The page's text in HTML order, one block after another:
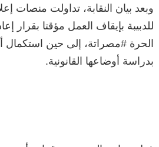
وبعد بيان النقابة، تداولت منصات
للدبيبة بإيقاف العمل مؤقتا بقرار
الحرة #مصراتة، إلى حين استكمال
بدراسة أوضاعها القانونية.